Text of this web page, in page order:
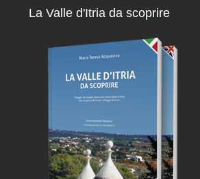
La Valle d'Itria da scoprire